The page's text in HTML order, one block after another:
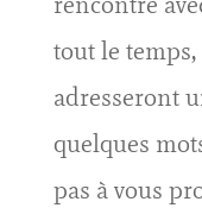
tout le
adresseront
quelques
pas à vous